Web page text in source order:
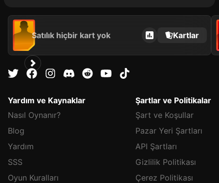
Satılık hiçbir kart yok Kartlar
Yardım ve Kaynaklar
Nasıl Oynanır?
Blog
Yardım
SSS
Oyun Kuralları
Şartlar ve Politikalar
Şart ve Koşullar
Pazar Yeri Şartları
API Şartları
Gizlilik Politikası
Çerez Politikası